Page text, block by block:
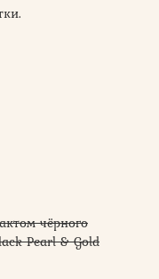
чёрного
Pearl & Gold